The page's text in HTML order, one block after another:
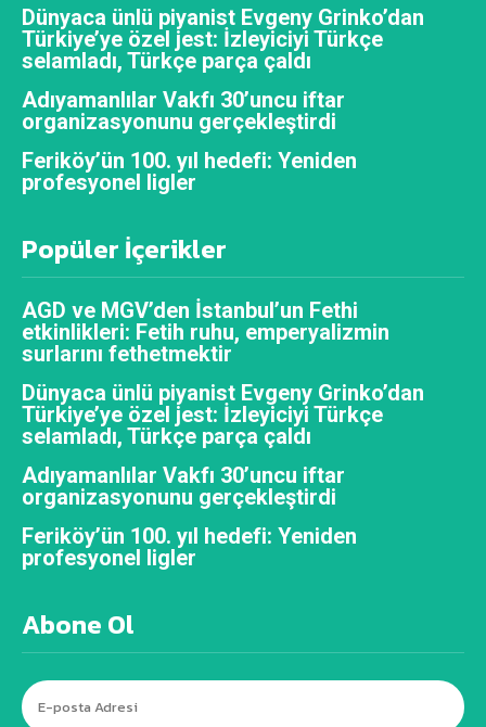
Dünyaca ünlü piyanist Evgeny Grinko’dan
Türkiye’ye özel jest: İzleyiciyi Türkçe
selamladı, Türkçe parça çaldı
Adıyamanlılar Vakfı 30’uncu iftar
organizasyonunu gerçekleştirdi
Feriköy’ün 100. yıl hedefi: Yeniden
profesyonel ligler
Popüler İçerikler
AGD ve MGV’den İstanbul’un Fethi
etkinlikleri: Fetih ruhu, emperyalizmin
surlarını fethetmektir
Dünyaca ünlü piyanist Evgeny Grinko’dan
Türkiye’ye özel jest: İzleyiciyi Türkçe
selamladı, Türkçe parça çaldı
Adıyamanlılar Vakfı 30’uncu iftar
organizasyonunu gerçekleştirdi
Feriköy’ün 100. yıl hedefi: Yeniden
profesyonel ligler
Abone Ol